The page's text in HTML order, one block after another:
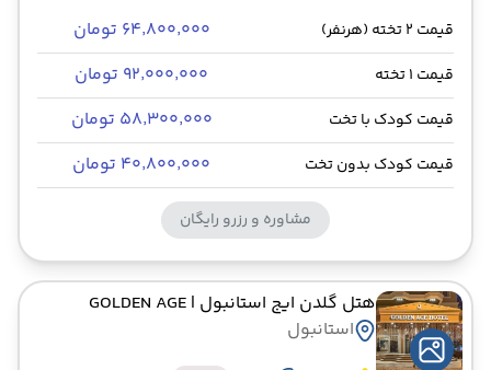
قیمت 2 تخته (هرنفر) ۶۴٬۸۰۰٬۰۰۰ تومان
قیمت 1 تخته ۹۲٬۰۰۰٬۰۰۰ تومان
قیمت کودک با تخت ۵۸٬۳۰۰٬۰۰۰ تومان
قیمت کودک بدون تخت ۴۰٬۸۰۰٬۰۰۰ تومان
مشاوره و رزرو رایگان
هتل گلدن ایج استانبول | GOLDEN AGE
استانبول